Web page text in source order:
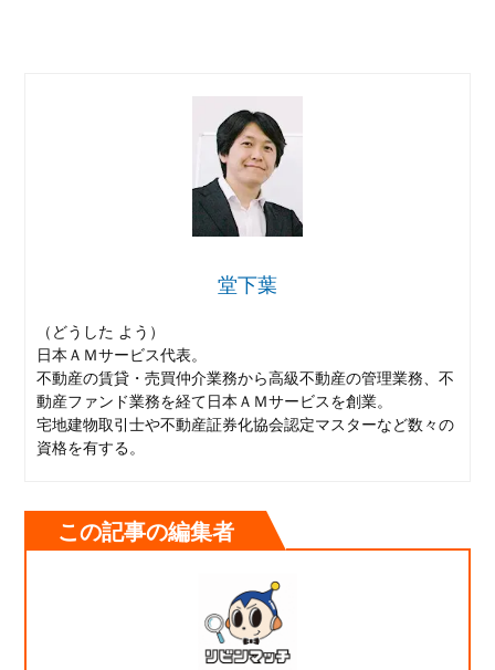
堂下葉
（どうした よう）
日本ＡＭサービス代表。
不動産の賃貸・売買仲介業務から高級不動産の管理業務、不
動産ファンド業務を経て日本ＡＭサービスを創業。
宅地建物取引士や不動産証券化協会認定マスターなど数々の
資格を有する。
この記事の編集者